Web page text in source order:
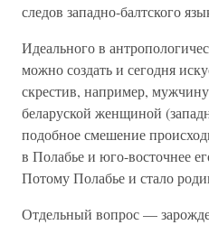
следов западно-балтского
Идеального в
можно создать и сегодня
скрестив, например,
беларуской женщиной
подобное смешение
в Полабье и юго-восточнее
Потому Полабье и стало
Отдельный вопрос —